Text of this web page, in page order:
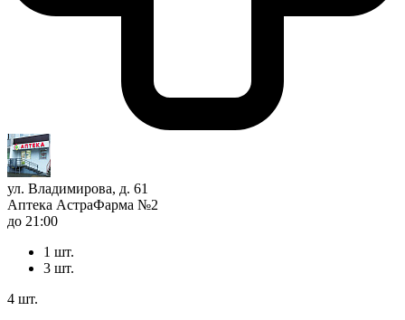
ул. Владимирова, д. 61
Аптека АстраФарма №2
до 21:00
1 шт.
3 шт.
4 шт.